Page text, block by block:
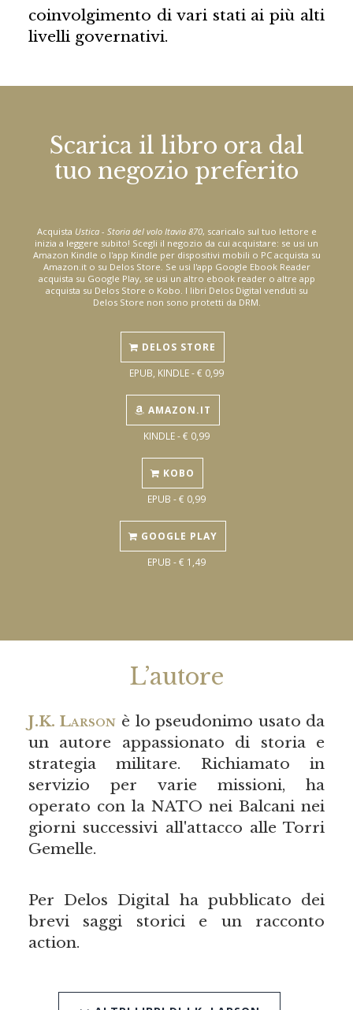
coinvolgimento di vari stati ai più alti
livelli governativi.
Scarica il libro ora dal
tuo negozio preferito
Acquista Ustica - Storia del volo Itavia 870, scaricalo sul tuo lettore e
inizia a leggere subito! Scegli il negozio da cui acquistare: se usi un
Amazon Kindle o l'app Kindle per dispositivi mobili o PC acquista su
Amazon.it o su Delos Store. Se usi l'app Google Ebook Reader
acquista su Google Play, se usi un altro ebook reader o altre app
acquista su Delos Store o Kobo. I libri Delos Digital venduti su
Delos Store non sono protetti da DRM.
DELOS STORE
EPUB, KINDLE - € 0,99
AMAZON.IT
KINDLE - € 0,99
KOBO
EPUB - € 0,99
GOOGLE PLAY
EPUB - € 1,49
L’autore
J.K. Larson è lo pseudonimo usato da
un autore appassionato di storia e
strategia militare. Richiamato in
servizio per varie missioni, ha
operato con la NATO nei Balcani nei
giorni successivi all'attacco alle Torri
Gemelle.
Per Delos Digital ha pubblicato dei
brevi saggi storici e un racconto
action.